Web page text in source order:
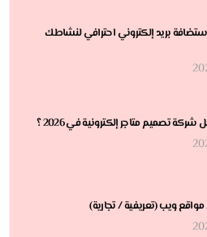
بريد إلكتروني احترافي لنشاطك
تصميم متاجر إلكترونية في 2026 ؟
ويب (تعريفية / تجارية)